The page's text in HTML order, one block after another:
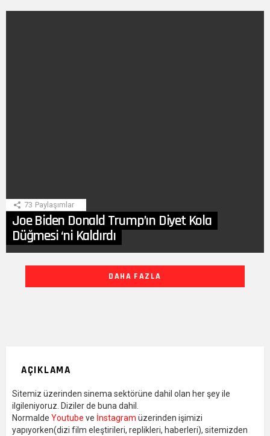
73 Paylaşımlar
Joe Biden Donald Trump’ın Diyet Kola
Düğmesi ‘ni Kaldırdı
DAHA FAZLA
AÇIKLAMA
Sitemiz üzerinden sinema sektörüne dahil olan her şey ile
ilgileniyoruz. Diziler de buna dahil.
Normalde Youtube ve İnstagram üzerinden işimizi
yapıyorken(dizi film eleştirileri, replikleri, haberleri), sitemizden